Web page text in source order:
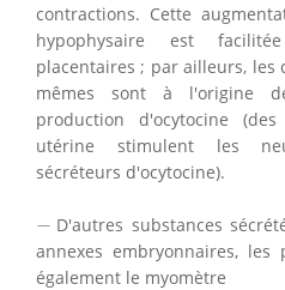
contractions. Cette
hypophysaire est
placentaires ; par ailleurs, les
mêmes sont à l'origine
production d'ocytocine
utérine stimulent les
sécréteurs d'ocytocine).
− D'autres substances
annexes embryonnaires, les
également le myomètre